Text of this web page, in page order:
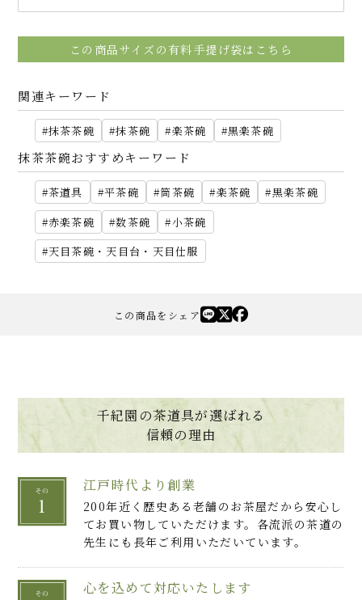
この商品サイズの有料手提げ袋はこちら
関連キーワード
抹茶茶碗 抹茶碗 楽茶碗 黒楽茶碗
抹茶茶碗おすすめキーワード
茶道具 平茶碗 筒茶碗 楽茶碗
黒楽茶碗
赤楽茶碗
数茶碗
小茶碗
天目茶碗・天目台・天目仕服
この商品をシェア
千紀園の茶道具が選ばれる
信頼の理由
江戸時代より創業
200年近く歴史ある老舗のお茶屋だから安心し
てお買い物していただけます。各流派の茶道の
先生にも長年ご利用いただいています。
心を込めて対応いたします